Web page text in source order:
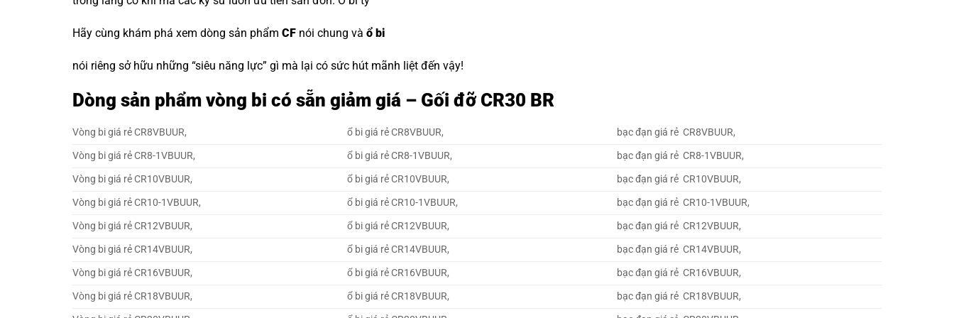
Hãy cùng khám phá xem dòng sản phẩm CF nói chung và ổ bi
nói riêng sở hữu những “siêu năng lực” gì mà lại có sức hút mãnh liệt đến vậy!
Dòng sản phẩm vòng bi có sẵn giảm giá – Gối đỡ CR30 BR
Vòng bi giá rẻ CR8VBUUR, ổ bi giá rẻ CR8VBUUR,
bạc đạn giá rẻ CR8VBUUR,
Vòng bi giá rẻ CR8-1VBUUR,
ổ bi giá rẻ CR8-1VBUUR,
bạc đạn giá rẻ CR8-1VBUUR,
Vòng bi giá rẻ CR10VBUUR,
ổ bi giá rẻ CR10VBUUR,
bạc đạn giá rẻ CR10VBUUR,
Vòng bi giá rẻ CR10-1VBUUR,
ổ bi giá rẻ CR10-1VBUUR,
bạc đạn giá rẻ CR10-1VBUUR,
Vòng bi giá rẻ CR12VBUUR,
ổ bi giá rẻ CR12VBUUR,
bạc đạn giá rẻ CR12VBUUR,
Vòng bi giá rẻ CR14VBUUR,
ổ bi giá rẻ CR14VBUUR,
bạc đạn giá rẻ CR14VBUUR,
Vòng bi giá rẻ CR16VBUUR,
ổ bi giá rẻ CR16VBUUR,
bạc đạn giá rẻ CR16VBUUR,
Vòng bi giá rẻ CR18VBUUR,
ổ bi giá rẻ CR18VBUUR,
bạc đạn giá rẻ CR18VBUUR,